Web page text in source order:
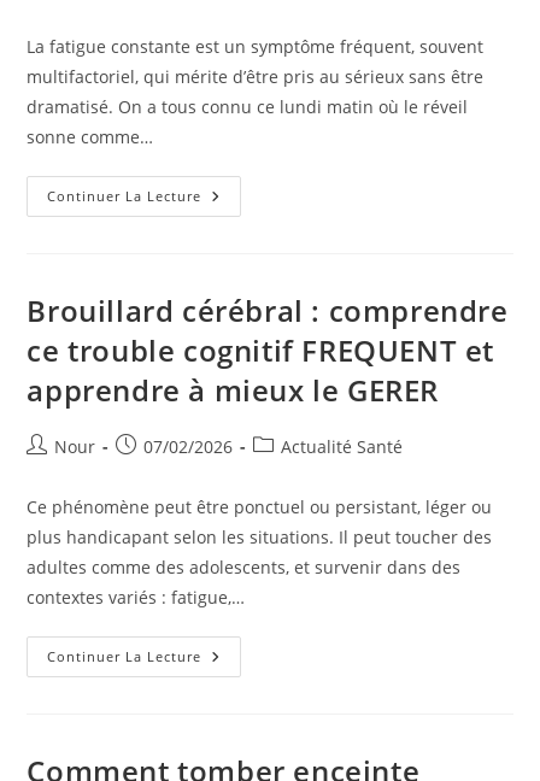
la
publication :
La fatigue constante est un symptôme fréquent, souvent
multifactoriel, qui mérite d’être pris au sérieux sans être
dramatisé. On a tous connu ce lundi matin où le réveil
sonne comme…
Continuer La Lecture Fatigue
Constante
Et
Solutions
Brouillard cérébral : comprendre
ce trouble cognitif FREQUENT et
apprendre à mieux le GERER
Auteur/autrice
la
publication :
Nour
Publication
07/02/2026
PostActualité Santé
Ce phénomène peut être ponctuel ou persistant, léger ou
plus handicapant selon les situations. Il peut toucher des
adultes comme des adolescents, et survenir dans des
contextes variés : fatigue,…
Continuer La Lecture Brouillard
Cérébral
Cognitif
FREQUENT
Comment tomber enceinte